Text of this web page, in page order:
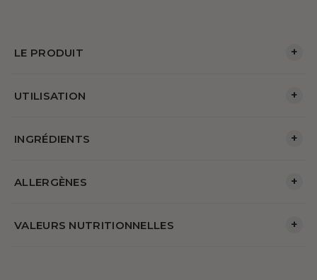
LE PRODUIT +
UTILISATION +
INGRÉDIENTS +
ALLERGÈNES +
VALEURS NUTRITIONNELLES +